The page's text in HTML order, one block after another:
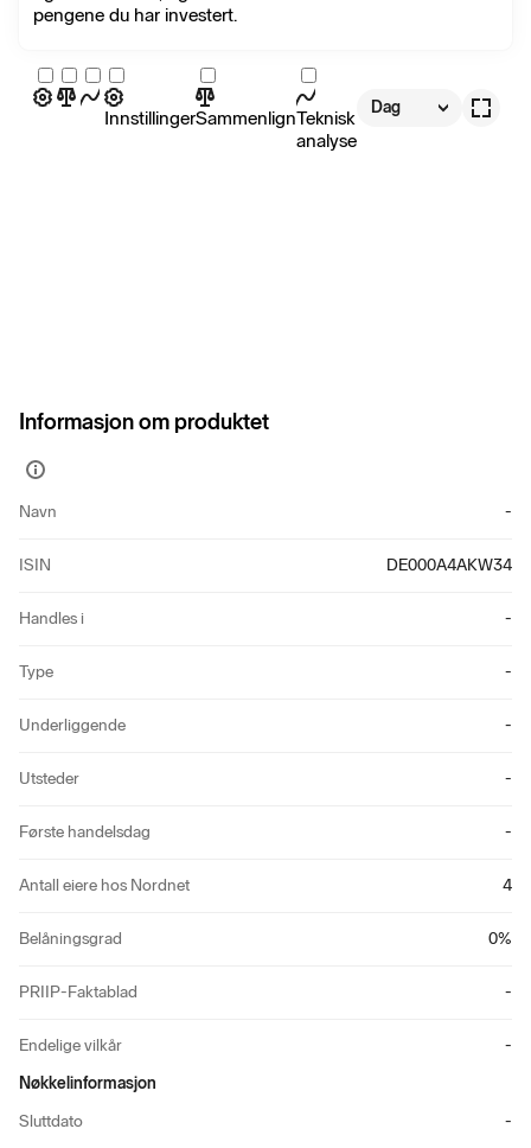
pengene du har investert.
InnstillingerSammenlignTeknisk
analyse
Dag
Informasjon om produktet
Vis
informasjon
Navn -
ISIN DE000A4AKW34
Handles i -
Type -
Underliggende -
Utsteder -
Første handelsdag -
Antall eiere hos Nordnet 4
Belåningsgrad 0%
PRIIP-Faktablad -
Endelige vilkår
-
Nøkkelinformasjon
Sluttdato
-